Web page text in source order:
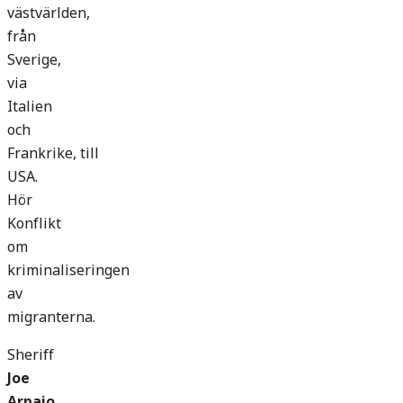
västvärlden,
från
Sverige,
via
Italien
och
Frankrike, till
USA.
Hör
Konflikt
om
kriminaliseringen
av
migranterna.
Sheriff
Joe